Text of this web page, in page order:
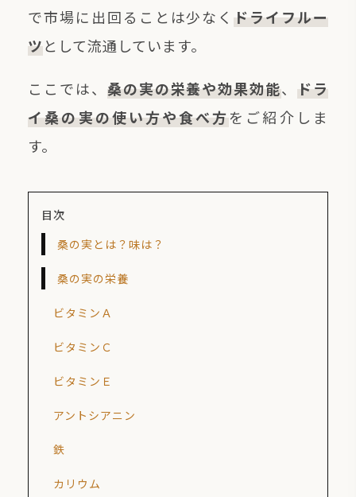
で市場に出回ることは少なくドライフルー
ツとして流通しています。
ここでは、 桑の実の栄養や効果効能、 ドラ
イ桑の実の使い方や食べ方をご紹介しま
す。
目次
桑の実とは？味は？
桑の実の栄養
ビタミンＡ
ビタミンＣ
ビタミンＥ
アントシアニン
鉄
カリウム